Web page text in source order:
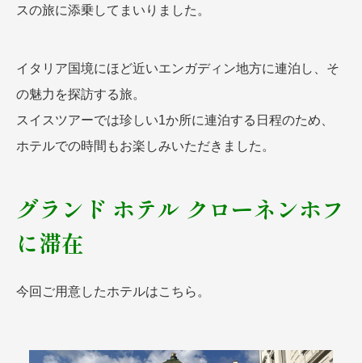
10月
11月
12月
お盆・夏休み
年末年始
ブランド
“知究”紀行
GRAND'EX
夢の休日 | 海外旅行
美術鑑賞
ヨーロッパの田舎（村・町）
名門・名物ホテルに泊まる
世界遺産を訪れる
お盆・夏休み
年末年始
夢の休日 煌
夢の休日 国内旅行
四季彩紀行
目的・テーマから探す
ラグジュアリーバスでめぐる
ガンツウ
TWILIGHT EXPRESS 瑞風
観光列車
島旅
スの旅に添乗してまいりました。
イタリア国境にほど近いエンガディン地方に連泊し、そ
の魅力を探訪する旅。
スイスツアーでは珍しい1か所に連泊する日程のため、
ホテルでの時間もお楽しみいただきました。
グランド ホテル クローネンホフ
に滞在
今回ご用意したホテルはこちら。